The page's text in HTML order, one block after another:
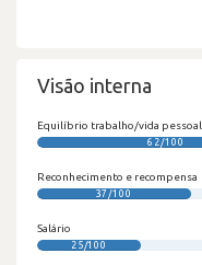
Visão interna
Equilíbrio trabalho/vida pessoal
62/100
Reconhecimento e recompensa
37/100
Salário
25/100